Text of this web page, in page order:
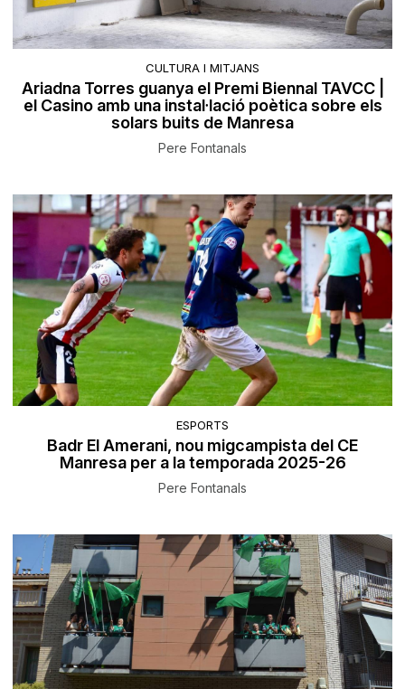
CULTURA I MITJANS
Ariadna Torres guanya el Premi Biennal TAVCC |
el Casino amb una instal·lació poètica sobre els
solars buits de Manresa
Pere Fontanals
ESPORTS
Badr El Amerani, nou migcampista del CE
Manresa per a la temporada 2025-26
Pere Fontanals